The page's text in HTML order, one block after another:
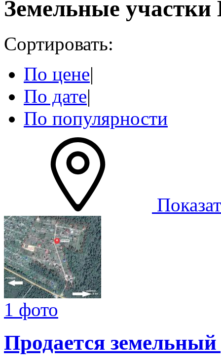
Земельные участки
Сортировать:
По цене|
По дате|
По популярности
1 фото
Продается земельный